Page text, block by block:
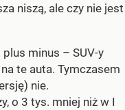
niszą, ale czy nie jest
minus – SUV-y
te auta. Tymczasem
nie.
o 3 tys. mniej niż w I